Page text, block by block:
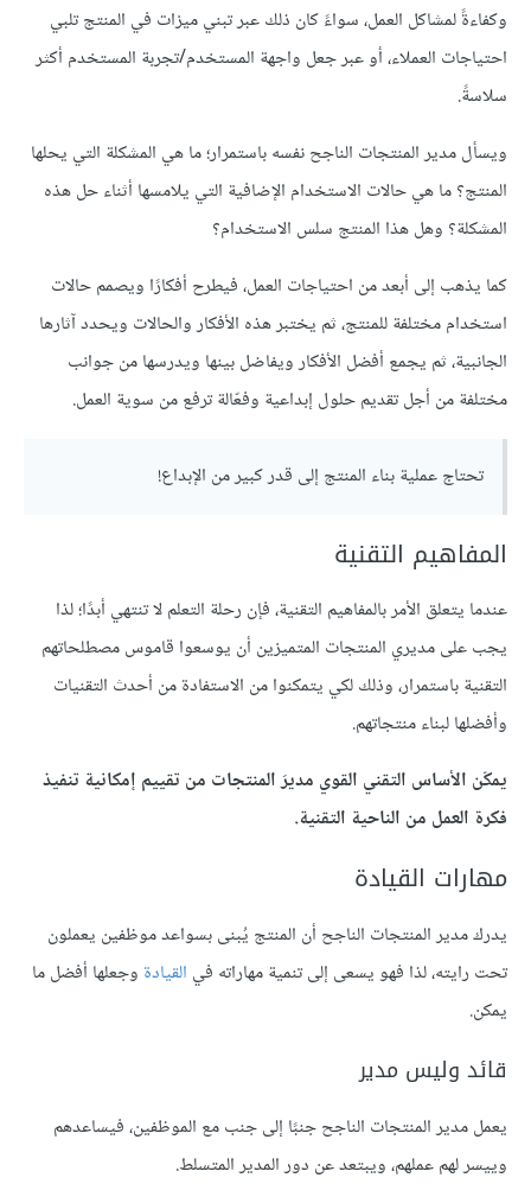
وكفاءةً لمشاكل العمل، سواءً كان ذلك عبر تبني ميزات في المنتج تلبي
احتياجات العملاء، أو عبر جعل واجهة المستخدم/تجربة المستخدم أكثر
سلاسةً.
ويسأل مدير المنتجات الناجح نفسه باستمرار؛ ما هي المشكلة التي يحلها
المنتج؟ ما هي حالات الاستخدام الإضافية التي يلامسها أثناء حل هذه
المشكلة؟ وهل هذا المنتج سلس الاستخدام؟
كما يذهب إلى أبعد من احتياجات العمل، فيطرح أفكارًا ويصمم حالات
استخدام مختلفة للمنتج، ثم يختبر هذه الأفكار والحالات ويحدد آثارها
الجانبية، ثم يجمع أفضل الأفكار ويفاضل بينها ويدرسها من جوانب
مختلفة من أجل تقديم حلول إبداعية وفعّالة ترفع من سوية العمل.
تحتاج عملية بناء المنتج إلى قدر كبير من الإبداع!
المفاهيم التقنية
عندما يتعلق الأمر بالمفاهيم التقنية، فإن رحلة التعلم لا تنتهي أبدًا؛ لذا
يجب على مديري المنتجات المتميزين أن يوسعوا قاموس مصطلحاتهم
التقنية باستمرار، وذلك لكي يتمكنوا من الاستفادة من أحدث التقنيات
وأفضلها لبناء منتجاتهم.
يمكّن الأساس التقني القوي مديرَ المنتجات من تقييم إمكانية تنفيذ
فكرة العمل من الناحية التقنية.
مهارات القيادة
يدرك مدير المنتجات الناجح أن المنتج يُبنى بسواعد موظفين يعملون
تحت رايته، لذا فهو يسعى إلى تنمية مهاراته في القيادة وجعلها أفضل ما
يمكن.
قائد وليس مدير
يعمل مدير المنتجات الناجح جنبًا إلى جنب مع الموظفين، فيساعدهم
وييسر لهم عملهم، ويبتعد عن دور المدير المتسلط.